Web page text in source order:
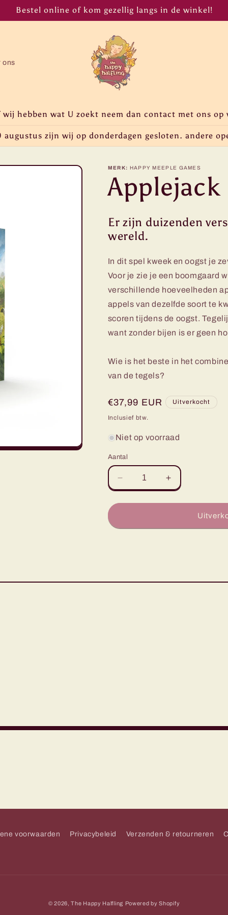
Bestel online of kom gezellig langs in de winkel!
ons
hebben wat U zoekt neem dan contact met ons op
zijn wij op donderdagen gesloten. andere
MERK: HAPPY MEEPLE GAMES
Applejack
Er zijn duizenden
wereld.
In dit spel kweek en oogst je
Voor je zie je een boomgaard
verschillende hoeveelheden
appels van dezelfde soort te
scoren tijdens de oogst.
want zonder bijen is er geen
Wie is het beste in het
van de tegels?
Normale
prijs
€37,99 EUR Uitverkocht
Inclusief btw.
Niet op voorraad
Aantal
Aantal
verlagen
voor
Aantal
verhogen
voor
Applejack
voorwaarden Privacybeleid Verzenden & retourneren
© 2026,The Happy Halfling Powered by Shopify